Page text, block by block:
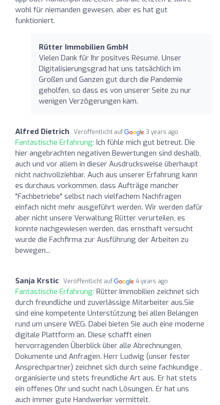
wohl für niemanden gewesen, aber es hat gut
funktioniert.
Rütter Immobilien GmbH
Vielen Dank für Ihr positves Résumé. Unser
Digitalisierungsgrad hat uns tatsächlich im
Großen und Ganzen gut durch die Pandemie
geholfen, so dass es von unserer Seite zu nur
wenigen Verzögerungen kam.
Alfred Dietrich Veröffentlicht auf 3 years ago
Fantastische Erfahrung: Ich fühle mich gut betreut. Die
hier angebrachten negativen Bewertungen sind deshalb,
auch und vor allem in dieser Ausdrucksweise überhaupt
nicht nachvollziehbar. Auch aus unserer Erfahrung kann
es durchaus vorkommen, dass Aufträge mancher
"Fachbetriebe" selbst nach vielfachem Nachfragen
einfach nicht mehr ausgeführt werden. Wir werden dafür
aber nicht unsere Verwaltung Rütter verurteilen, es
konnte nachgewiesen werden, das ernsthaft versucht
wurde die Fachfirma zur Ausführung der Arbeiten zu
bewegen...
Sanja Krstic Veröffentlicht auf 4 years ago
Fantastische Erfahrung: Rütter Immobilien zeichnet sich
durch freundliche und zuverlässige Mitarbeiter aus.Sie
sind eine kompetente Unterstützung bei allen Belangen
rund um unsere WEG. Dabei bieten Sie auch eine moderne
digitale Plattform an. Diese schafft einen
hervorragenden Überblick über alle Abrechnungen,
Dokumente und Anfragen. Herr Ludwig (unser fester
Ansprechpartner) zeichnet sich durch seine fachkundige ,
organisierte und stets freundliche Art aus. Er hat stets
ein offenes Ohr und sucht nach Lösungen. Er hat uns
auch immer gute Handwerker vermittelt.